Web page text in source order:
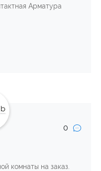
Арматура
0
комнаты на заказ.